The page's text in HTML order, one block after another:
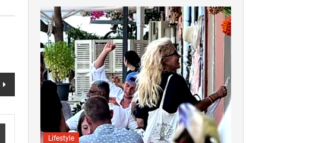
Lifestyle